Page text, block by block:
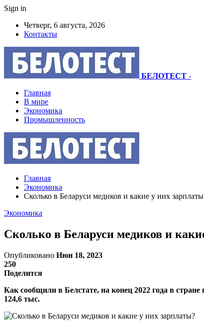
Sign in
Четверг, 6 августа, 2026
Контакты
БЕЛОТЕСТ -
Главная
В мире
Экономика
Промышленность
Главная
Экономика
Сколько в Беларуси медиков и какие у них
Экономика
Сколько в Беларуси медиков и
Опубликовано Июн 18, 2023
250
Поделится
Как сообщили в Белстате, на конец 2022 года в
124,6 тыс.